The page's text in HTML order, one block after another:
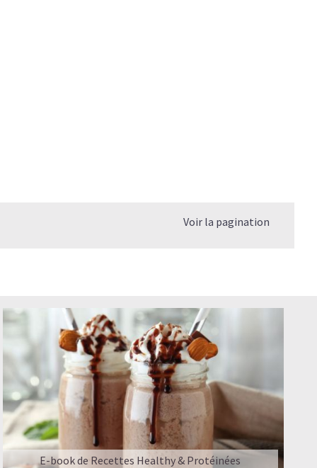
Voir la pagination
E-book de Recettes Healthy & Protéinées